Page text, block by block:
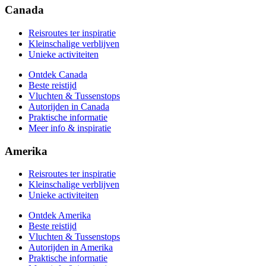
Praktische informatie
Canada
Reisroutes ter inspiratie
Kleinschalige verblijven
Unieke activiteiten
Ontdek Canada
Beste reistijd
Vluchten & Tussenstops
Autorijden in Canada
Praktische informatie
Meer info & inspiratie
Amerika
Reisroutes ter inspiratie
Kleinschalige verblijven
Unieke activiteiten
Ontdek Amerika
Beste reistijd
Vluchten & Tussenstops
Autorijden in Amerika
Praktische informatie